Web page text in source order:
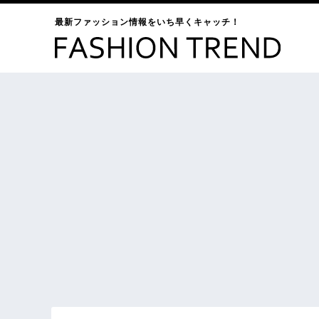
最新ファッション情報をいち早くキャッチ！